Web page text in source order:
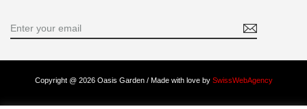
Copyright @ 2026 Oasis Garden / Made with love by SwissWebAgency